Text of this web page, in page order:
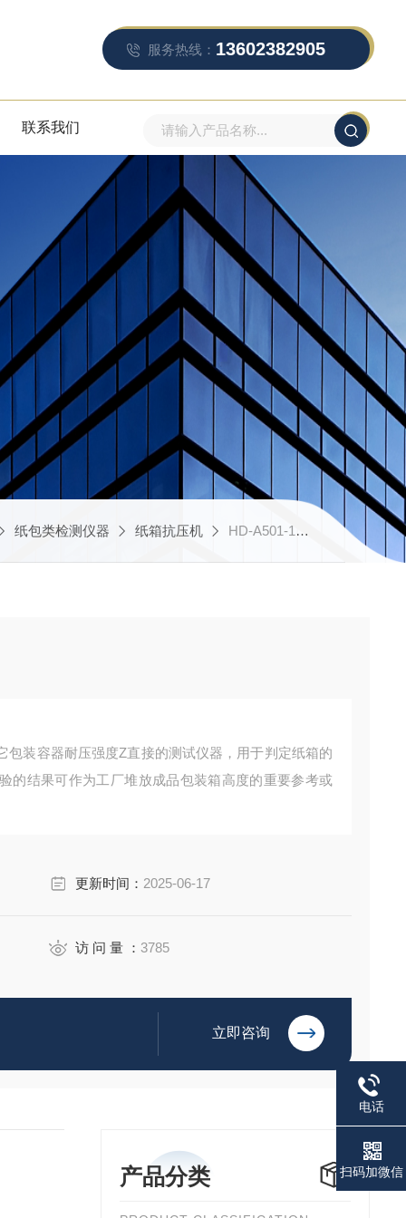
服务热线： 13602382905
联系我们
纸包类检测仪器 纸箱抗压机 HD-A501-1200纸管耐压试验机厂家
包装容器耐压强度Z直接的测试仪器，用于判定纸箱的
的结果可作为工厂堆放成品包装箱高度的重要参考或
更新时间： 2025-06-17
访 问 量 ：3785
立即咨询
产品分类
电话
扫码加微信